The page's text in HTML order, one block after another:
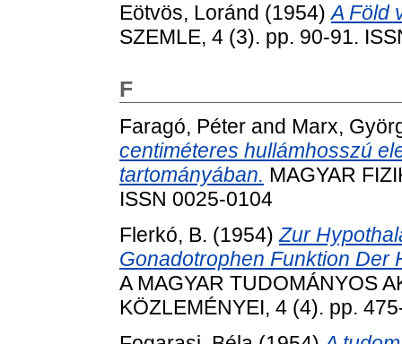
Eötvös, Loránd (1954)A Föld
SZEMLE, 4 (3). pp. 90-91.
F
Faragó, Péter and Marx,
centiméteres hullámhosszú
tartományában. MAGYAR
ISSN 0025-0104
Flerkó, B. (1954)Zur
Gonadotrophen Funktion Der
A MAGYAR TUDOMÁNYOS
KÖZLEMÉNYEI, 4 (4). pp.